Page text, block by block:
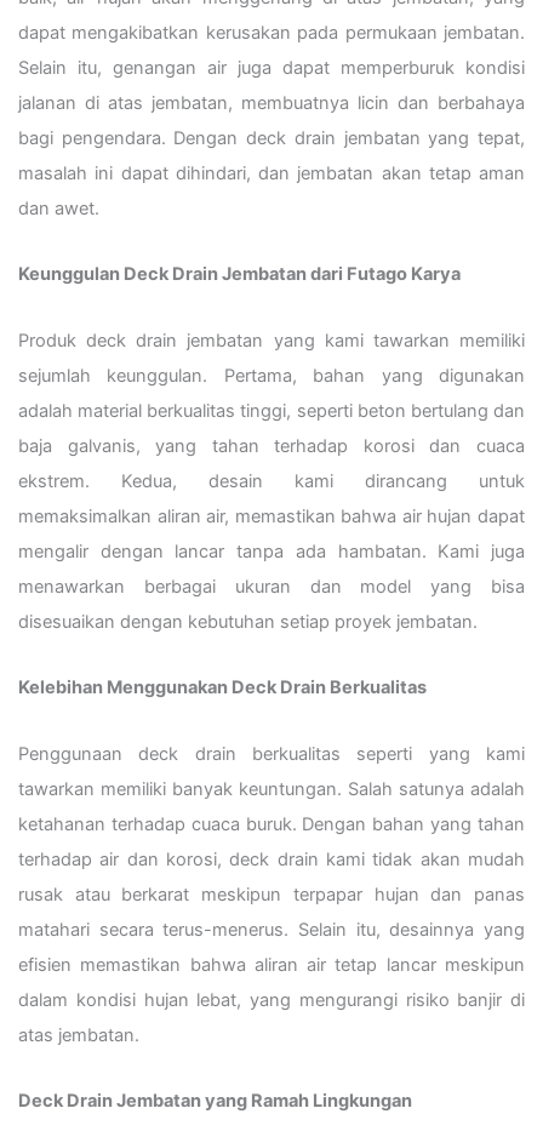
dapat mengakibatkan kerusakan pada permukaan jembatan.
Selain itu, genangan air juga dapat memperburuk kondisi
jalanan di atas jembatan, membuatnya licin dan berbahaya
bagi pengendara. Dengan deck drain jembatan yang tepat,
masalah ini dapat dihindari, dan jembatan akan tetap aman
dan awet.
Keunggulan Deck Drain Jembatan dari Futago Karya
Produk deck drain jembatan yang kami tawarkan memiliki
sejumlah keunggulan. Pertama, bahan yang digunakan
adalah material berkualitas tinggi, seperti beton bertulang dan
baja galvanis, yang tahan terhadap korosi dan cuaca
ekstrem. Kedua, desain kami dirancang untuk
memaksimalkan aliran air, memastikan bahwa air hujan dapat
mengalir dengan lancar tanpa ada hambatan. Kami juga
menawarkan berbagai ukuran dan model yang bisa
disesuaikan dengan kebutuhan setiap proyek jembatan.
Kelebihan Menggunakan Deck Drain Berkualitas
Penggunaan deck drain berkualitas seperti yang kami
tawarkan memiliki banyak keuntungan. Salah satunya adalah
ketahanan terhadap cuaca buruk. Dengan bahan yang tahan
terhadap air dan korosi, deck drain kami tidak akan mudah
rusak atau berkarat meskipun terpapar hujan dan panas
matahari secara terus-menerus. Selain itu, desainnya yang
efisien memastikan bahwa aliran air tetap lancar meskipun
dalam kondisi hujan lebat, yang mengurangi risiko banjir di
atas jembatan.
Deck Drain Jembatan yang Ramah Lingkungan